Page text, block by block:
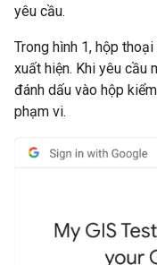
yêu cầu.
Trong hình 1, hộp
xuất hiện. Khi yêu cầu
đánh dấu vào hộp
phạm vi.